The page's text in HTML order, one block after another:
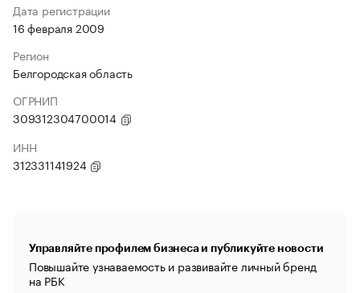
Дата регистрации
16 февраля 2009
Регион
Белгородская область
ОГРНИП
309312304700014
ИНН
312331141924
Управляйте профилем бизнеса и публикуйте новости
Повышайте узнаваемость и развивайте личный бренд
на РБК